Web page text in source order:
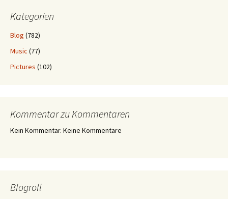
Kategorien
Blog (782)
Music (77)
Pictures (102)
Kommentar zu Kommentaren
Kein Kommentar. Keine Kommentare
Blogroll